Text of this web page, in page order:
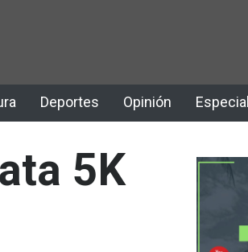
Deportes Opinión
5K